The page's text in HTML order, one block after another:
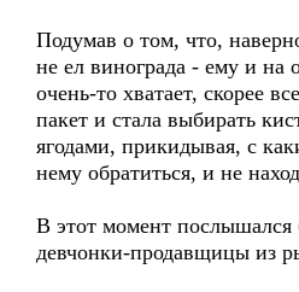
Подумав о том, что,
не ел винограда - ему и на
очень-то хватает, скорее
пакет и стала выбирать
ягодами, прикидывая, с
нему обратиться, и не
В этот момент послышался
девчонки-продавщицы из